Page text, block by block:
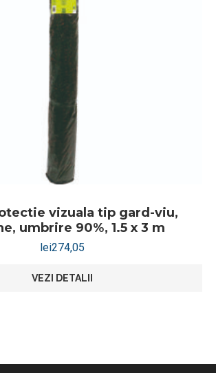
vizuala tip gard-viu,
umbrire 90%, 1.5 x 3 m
lei274,05
VEZI DETALII